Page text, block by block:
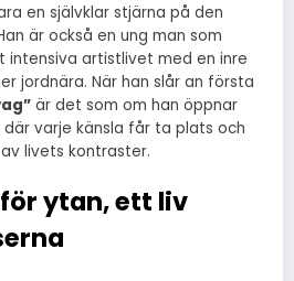
en självklar stjärna på den
är också en ung man som
intensiva artistlivet med en inre
jordnära. När han slår an första
är det som om han öppnar
varje känsla får ta plats och
livets kontraster.
ytan, ett liv